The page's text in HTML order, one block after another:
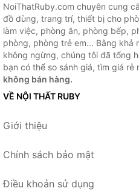
NoiThatRuby.com chuyên cung
đồ dùng, trang trí, thiết bị cho
làm việc, phòng ăn, phòng bếp,
phòng, phòng trẻ em... Bằng khả
không ngừng, chúng tôi đã tổng
bạn có thể so sánh giá, tìm giá rẻ
không bán hàng.
VỀ NỘI THẤT RUBY
Giới thiệu
Chính sách bảo mật
Điều khoản sử dụng